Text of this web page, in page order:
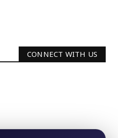
CONNECT WITH US